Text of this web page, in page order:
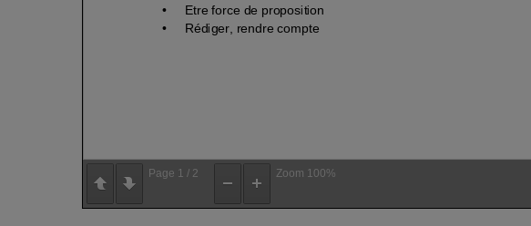
Page 1 / 2 Zoom 100%